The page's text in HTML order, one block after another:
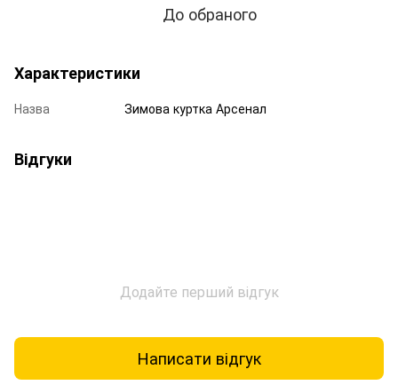
До обраного
Характеристики
Назва Зимова куртка Арсенал
Відгуки
Додайте перший відгук
Написати відгук